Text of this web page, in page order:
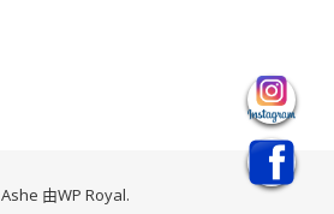
Ashe 由WP Royal.